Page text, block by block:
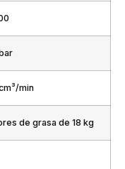
min
de grasa de 18 kg